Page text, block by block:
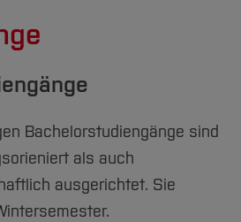
Bachelorstudiengänge sind
als auch
ausgerichtet. Sie